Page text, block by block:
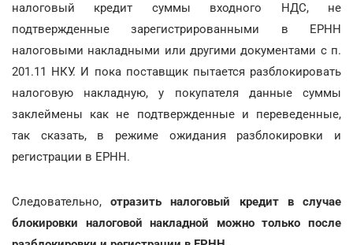
налоговый кредит суммы входного НДС, не
подтвержденные зарегистрированными в ЕРНН
налоговыми накладными или другими документами с п.
201.11 НКУ. И пока поставщик пытается разблокировать
налоговую накладную, у покупателя данные суммы
заклеймены как не подтвержденные и переведенные,
так сказать, в режиме ожидания разблокировки и
регистрации в ЕРНН.
Следовательно,отразить налоговый кредит в случае
блокировки налоговой накладной можно только после